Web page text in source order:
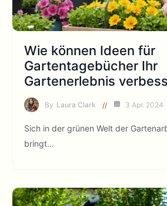
Wie können Ideen für
Gartentagebücher Ihr
Gartenerlebnis
By Laura Clark 3 Apr. 2024
Sich in der grünen Welt der
bringt…